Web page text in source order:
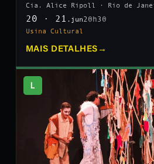
Cia. Alice Ripoll · Rio de
20 · 21 .jun20h30
Usina Cultural
MAIS DETALHES →
L